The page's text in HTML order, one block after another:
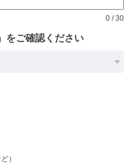
0 /30
をご確認ください
）